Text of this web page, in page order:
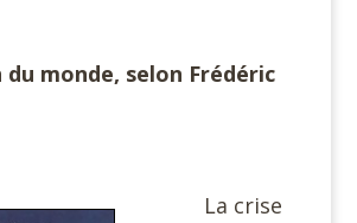
du monde, selon Frédéric
La crise